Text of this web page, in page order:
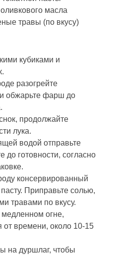
масла
травы (по вкусу)
кубиками и
разогрейте
обжарьте фарш до
продолжайте
лука.
водой отправьте
до готовности, согласно
консервированный
Приправьте солью,
травами по вкусу.
огне,
времени, около 10-15
на дуршлаг, чтобы